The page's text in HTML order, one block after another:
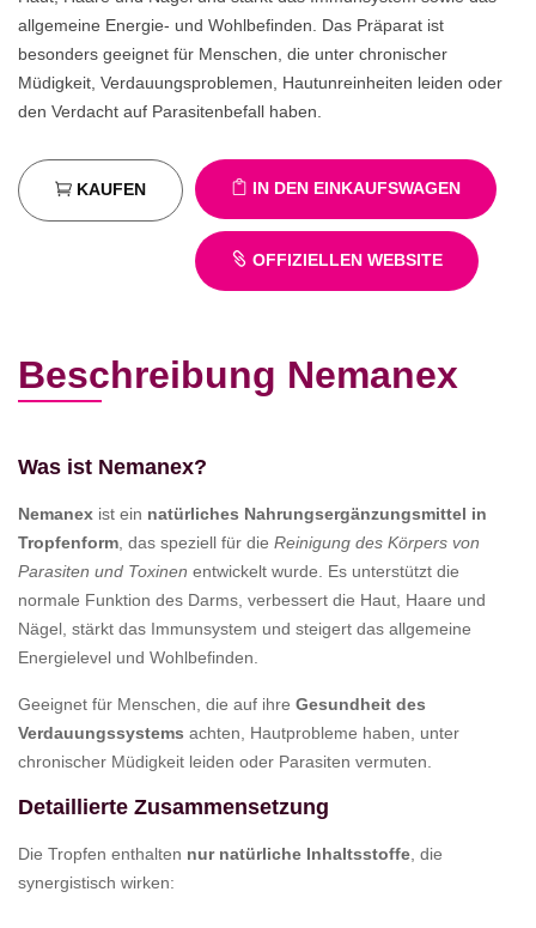
allgemeine Energie- und Wohlbefinden. Das Präparat ist
besonders geeignet für Menschen, die unter chronischer
Müdigkeit, Verdauungsproblemen, Hautunreinheiten leiden oder
den Verdacht auf Parasitenbefall haben.
IN DEN EINKAUFSWAGEN
KAUFEN
OFFIZIELLEN WEBSITE
Beschreibung Nemanex
Was ist Nemanex?
Nemanex ist ein natürliches Nahrungsergänzungsmittel in
Tropfenform, das speziell für die Reinigung des Körpers von
Parasiten und Toxinen entwickelt wurde. Es unterstützt die
normale Funktion des Darms, verbessert die Haut, Haare und
Nägel, stärkt das Immunsystem und steigert das allgemeine
Energielevel und Wohlbefinden.
Geeignet für Menschen, die auf ihre Gesundheit des
Verdauungssystems achten, Hautprobleme haben, unter
chronischer Müdigkeit leiden oder Parasiten vermuten.
Detaillierte Zusammensetzung
Die Tropfen enthalten nur natürliche Inhaltsstoffe, die
synergistisch wirken: